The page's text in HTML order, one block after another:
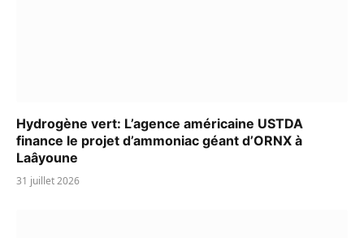
Hydrogène vert: L’agence américaine USTDA
finance le projet d’ammoniac géant d’ORNX à
Laâyoune
31 juillet 2026